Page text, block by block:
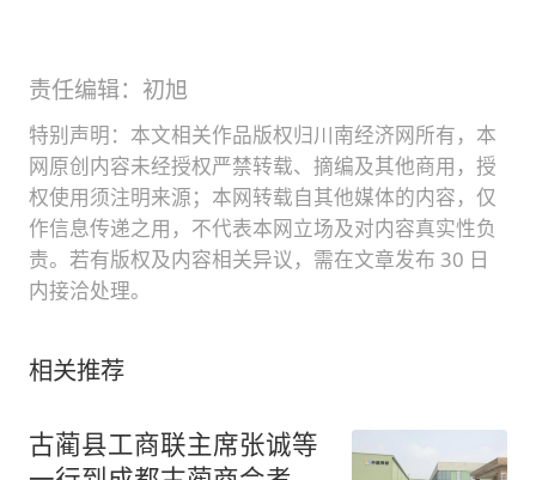
责任编辑：初旭
特别声明：本文相关作品版权归川南经济网所有，本
网原创内容未经授权严禁转载、摘编及其他商用，授
权使用须注明来源；本网转载自其他媒体的内容，仅
作信息传递之用，不代表本网立场及对内容真实性负
责。若有版权及内容相关异议，需在文章发布 30 日
内接洽处理。
相关推荐
古蔺县工商联主席张诚等